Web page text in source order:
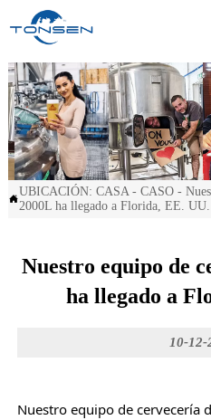

UBICACIÓN: CASA- CASO-
2000L ha llegado a Florida, EE. UU.
Nuestro equipo de
ha llegado a
10-12-
Nuestro equipo de cervecería